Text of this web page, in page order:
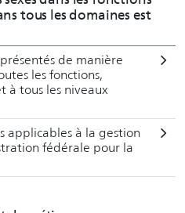
2023 et feront l’objet
qu’elles constituent aussi
Egalité 2030, ces
du plan d’action.
les instances
et les villes
tous les domaines est
de manière
les fonctions,
à tous les niveaux
applicables à la gestion
fédérale pour la